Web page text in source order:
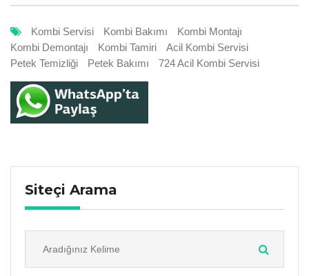
Kombi Servisi Kombi Bakımı
Kombi Montajı
Kombi Demontajı
Kombi Tamiri
Acil Kombi Servisi
Petek Temizliği
Petek Bakımı 724 Acil Kombi Servisi
Siteçi Arama